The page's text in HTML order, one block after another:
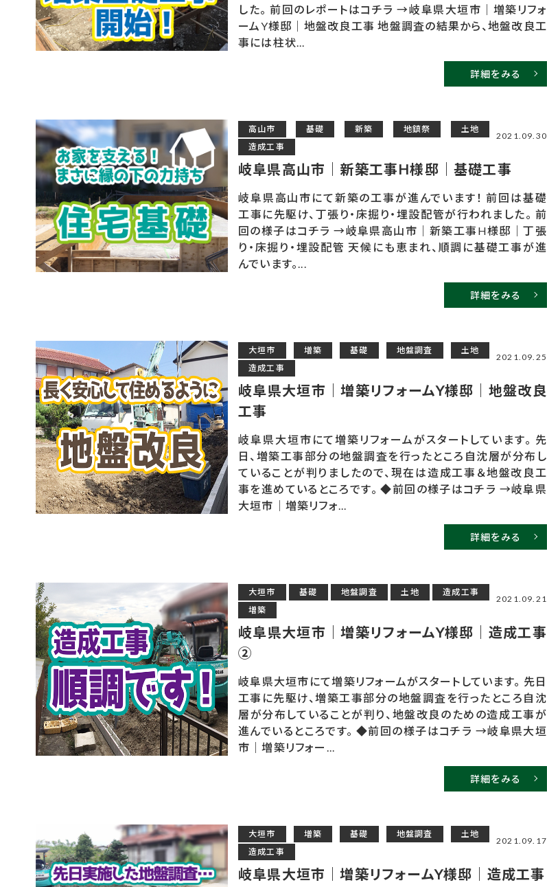
した。 前回のレポートはコチラ →岐阜県大垣市｜増築リフォ
ームY様邸｜地盤改良工事 地盤調査の結果から、地盤改良工
事には柱状...
詳細をみる
高山市 基礎 新築 地鎮祭
土地
造成工事
2021.09.30
岐阜県高山市｜新築工事H様邸｜基礎工事
岐阜県高山市にて新築の工事が進んでいます！ 前回は基礎
工事に先駆け、丁張り・床掘り・埋設配管が行われました。 前
回の様子はコチラ →岐阜県高山市｜新築工事H様邸｜丁張
り・床掘り・埋設配管 天候にも恵まれ、順調に基礎工事が進
んでいます。...
詳細をみる
大垣市 増築 基礎 地盤調査
土地
造成工事
2021.09.25
岐阜県大垣市｜増築リフォームY様邸｜地盤改良
工事
岐阜県大垣市にて増築リフォームがスタートしています。 先
日、増築工事部分の地盤調査を行ったところ自沈層が分布し
ていることが判りましたので、現在は造成工事＆地盤改良工
事を進めているところです。 ◆前回の様子はコチラ →岐阜県
大垣市｜増築リフォ...
詳細をみる
大垣市 基礎 地盤調査 土地
造成工事
増築
2021.09.21
岐阜県大垣市｜増築リフォームY様邸｜造成工事
②
岐阜県大垣市にて増築リフォームがスタートしています。 先日
工事に先駆け、増築工事部分の地盤調査を行ったところ自沈
層が分布していることが判り、地盤改良のための造成工事が
進んでいるところです。 ◆前回の様子はコチラ →岐阜県大垣
市｜増築リフォー...
詳細をみる
大垣市 増築 基礎 地盤調査
土地
造成工事
2021.09.17
岐阜県大垣市｜増築リフォームY様邸｜造成工事